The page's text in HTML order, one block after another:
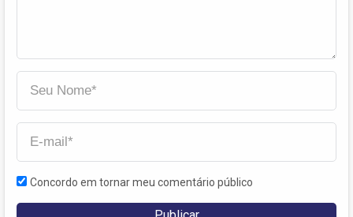
Concordo em tornar meu comentário público